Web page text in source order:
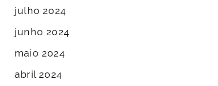
julho 2024
junho 2024
maio 2024
abril 2024